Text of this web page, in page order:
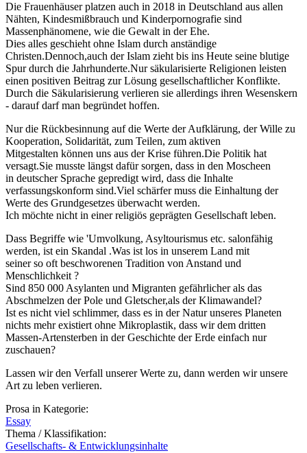
Die Frauenhäuser platzen auch in 2018 in Deutschland aus allen
Nähten, Kindesmißbrauch und Kinderpornografie sind
Massenphänomene, wie die Gewalt in der Ehe.
Dies alles geschieht ohne Islam durch anständige
Christen.Dennoch,auch der Islam zieht bis ins Heute seine blutige
Spur durch die Jahrhunderte.Nur säkularisierte Religionen leisten
einen positiven Beitrag zur Lösung gesellschaftlicher Konflikte.
Durch die Säkularisierung verlieren sie allerdings ihren Wesenskern
- darauf darf man begründet hoffen.
Nur die Rückbesinnung auf die Werte der Aufklärung, der Wille zu
Kooperation, Solidarität, zum Teilen, zum aktiven
Mitgestalten können uns aus der Krise führen.Die Politik hat
versagt.Sie musste längst dafür sorgen, dass in den Moscheen
in deutscher Sprache gepredigt wird, dass die Inhalte
verfassungskonform sind.Viel schärfer muss die Einhaltung der
Werte des Grundgesetzes überwacht werden.
Ich möchte nicht in einer religiös geprägten Gesellschaft leben.
Dass Begriffe wie 'Umvolkung, Asyltourismus etc. salonfähig
werden, ist ein Skandal .Was ist los in unserem Land mit
seiner so oft beschworenen Tradition von Anstand und
Menschlichkeit ?
Sind 850 000 Asylanten und Migranten gefährlicher als das
Abschmelzen der Pole und Gletscher,als der Klimawandel?
Ist es nicht viel schlimmer, dass es in der Natur unseres Planeten
nichts mehr existiert ohne Mikroplastik, dass wir dem dritten
Massen-Artensterben in der Geschichte der Erde einfach nur
zuschauen?
Lassen wir den Verfall unserer Werte zu, dann werden wir unsere
Art zu leben verlieren.
Prosa in Kategorie:
Essay
Thema / Klassifikation:
Gesellschafts- & Entwicklungsinhalte